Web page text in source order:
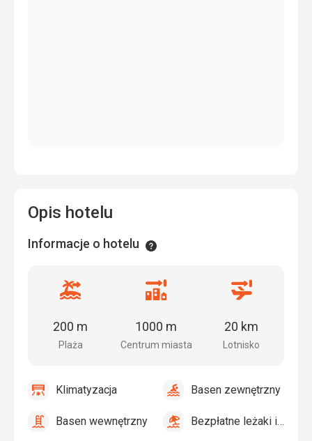
Opis hotelu
Informacje o hotelu Informacje
Odległość
plaży
Plaża
200 m
Odległość
centrum
Centrum miasta
1000 m
Odległość
lotniska
Lotnisko
20 km
Klimatyzacja
Klimatyzacja
tak
BasenBasen zewnętrzny
tak
BasenBasen wewnętrzny
tak
Bezpłatne
Bezpłatne leżaki i parasole przy basenie
tak